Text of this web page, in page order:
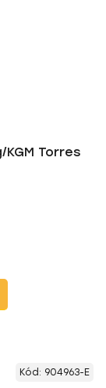
Torres
Kód: 904963-E